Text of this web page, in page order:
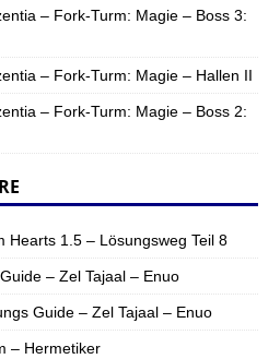
– Fork-Turm: Magie – Boss 3:
– Fork-Turm: Magie – Hallen II
– Fork-Turm: Magie – Boss 2:
Hearts 1.5 – Lösungsweg Teil 8
– Zel Tajaal – Enuo
Guide – Zel Tajaal – Enuo
– Hermetiker